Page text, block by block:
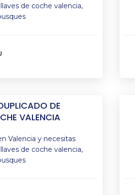
de coche valencia,
DE
VALENCIA
Valencia y necesitas
de coche valencia,